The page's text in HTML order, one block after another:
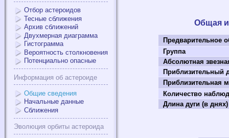
Отбор астероидов
Тесные сближения
Архив сближений
Двухмерная диаграмма
Гистограмма
Вероятность столкновения
Потенциально опасные
Информация об астероиде
Общие сведения
Начальные данные
Сближения
Эволюция орбиты астероида
Общая
Предварительное
Группа
Абсолютная
Приблизительный
Приблизительная
Количество
Длина дуги (в днях)